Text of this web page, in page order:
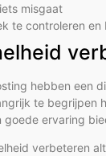
misgaat
te controleren en
hebben een
te
ervaring
verbeteren